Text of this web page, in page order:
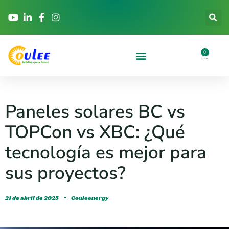
0
Paneles solares BC vs
TOPCon vs XBC: ¿Qué
tecnología es mejor para
sus proyectos?
21 de abril de 2025 Couleenergy